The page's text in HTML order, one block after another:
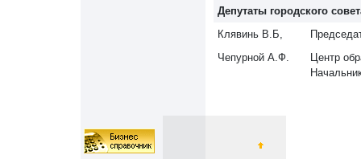
Депутаты городского
Клявинь В.Б,
Чепурной А.Ф.
Центр